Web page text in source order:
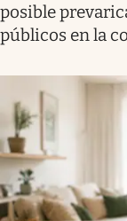
posible
públicos en la